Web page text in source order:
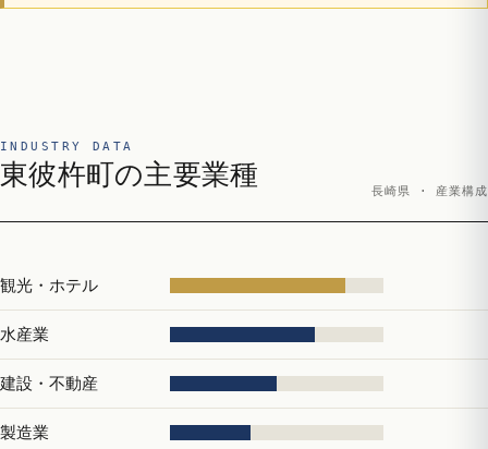
INDUSTRY DATA
東彼杵町の主要業種
長崎県 · 産業構成
観光・ホテル
水産業
建設・不動産
製造業